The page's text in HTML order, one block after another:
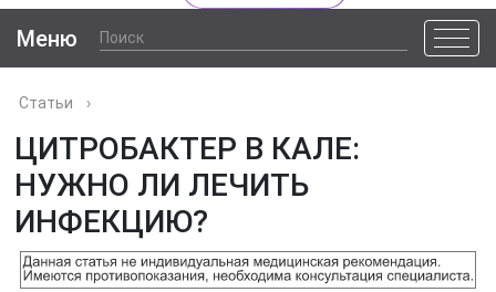
Меню
Статьи ›
ЦИТРОБАКТЕР В КАЛЕ:
НУЖНО ЛИ ЛЕЧИТЬ
ИНФЕКЦИЮ?